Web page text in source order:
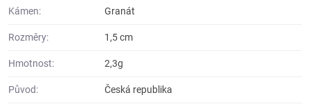
Kámen: Granát
Rozměry: 1,5 cm
Hmotnost: 2,3g
Původ: Česká republika